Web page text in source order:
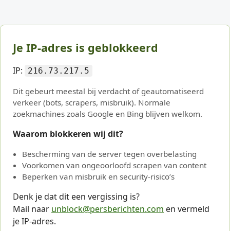
Je IP-adres is geblokkeerd
IP: 216.73.217.5
Dit gebeurt meestal bij verdacht of geautomatiseerd
verkeer (bots, scrapers, misbruik). Normale
zoekmachines zoals Google en Bing blijven welkom.
Waarom blokkeren wij dit?
Bescherming van de server tegen overbelasting
Voorkomen van ongeoorloofd scrapen van content
Beperken van misbruik en security-risico’s
Denk je dat dit een vergissing is?
Mail naar unblock@persberichten.com en vermeld
je IP-adres.